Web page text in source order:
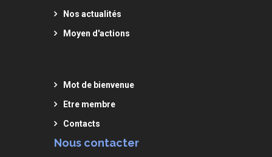
Nos actualités
Moyen d'actions
Mot de bienvenue
Etre membre
Contacts
Nous contacter